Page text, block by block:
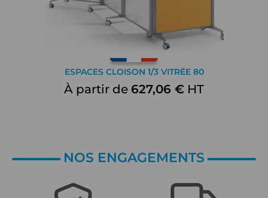
ESPACES CLOISON 1/3 VITRÉE 80
À partir de 627,06 € HT
NOS ENGAGEMENTS